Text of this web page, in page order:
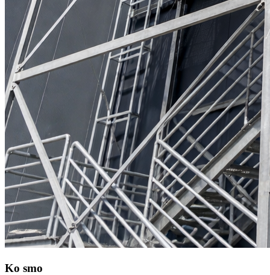
Ko smo